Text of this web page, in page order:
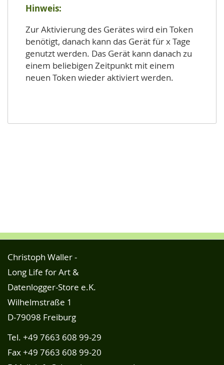
Hinweis:
Zur Aktivierung des Gerätes wird ein Token
benötigt, danach kann das Gerät für x Tage
genutzt werden. Das Gerät kann danach zu
einem beliebigen Zeitpunkt mit einem
neuen Token wieder aktiviert werden.
Christoph Waller -
Long Life for Art &
Datenlogger-Store e.K.
Wilhelmstraße 1
D-79098 Freiburg
Tel. +49 7663 608 99-29
Fax +49 7663 608 99-20